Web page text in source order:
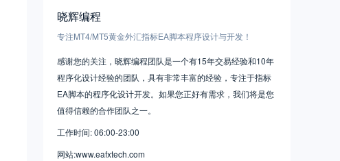
晓辉编程
专注MT4/MT5黄金外汇指标EA脚本程序设计与开发！
感谢您的关注，晓辉编程团队是一个有15年交易经验和10年
程序化设计经验的团队，具有非常丰富的经验，专注于指标
EA脚本的程序化设计开发。如果您正好有需求，我们将是您
值得信赖的合作团队之一。
工作时间: 06:00-23:00
网站:www.eafxtech.com